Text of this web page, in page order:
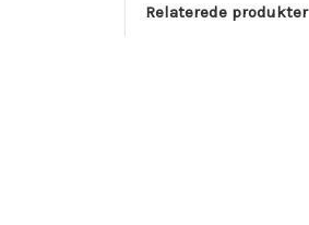
Relaterede produkter